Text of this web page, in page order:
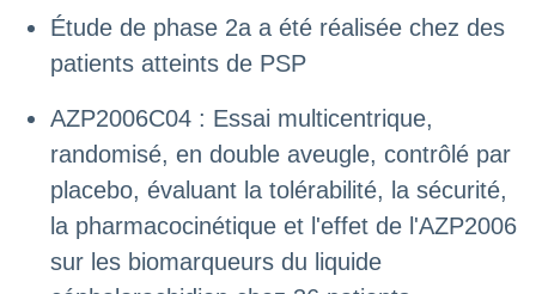
Étude de phase 2a a été réalisée chez des
patients atteints de PSP
AZP2006C04 : Essai multicentrique,
randomisé, en double aveugle, contrôlé par
placebo, évaluant la tolérabilité, la sécurité,
la pharmacocinétique et l'effet de l'AZP2006
sur les biomarqueurs du liquide